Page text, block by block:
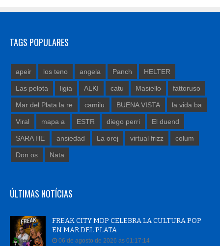
TAGS POPULARES
apeir los teno angela Panch HELTER
Las pelota ligia ALKI catu Masiello fattoruso
Mar del Plata la re camilu BUENA VISTA la vida ba
Viral mapa a ESTR diego perri El duend
SARA HE ansiedad La orej virtual frizz colum
Don os Nata
ÚLTIMAS NOTÍCIAS
FREAK CITY MDP CELEBRA LA CULTURA POP
EN MAR DEL PLATA
06 de agosto de 2026 às 01:17:14